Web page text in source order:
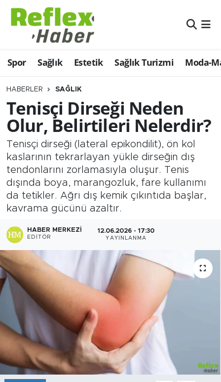
Spor Sağlık Estetik Sağlık Turizmi Moda-
HABERLER SAĞLIK
Tenisçi Dirseği Neden
Olur, Belirtileri Nelerdir?
Tenisçi dirseği (lateral epikondilit), ön kol
kaslarının tekrarlayan yükle dirseğin dış
tendonlarını zorlamasıyla oluşur. Tenis
dışında boya, marangozluk, fare kullanımı
da tetikler. Ağrı dış kemik çıkıntıda başlar,
kavrama gücünü azaltır.
HABER MERKEZI
EDITÖR
12.06.2026 - 17:30
YAYINLANMA
Eğitim
Estetik
Firmalardan
Güncel
İş ve Ekonomi
Moda-Magazin-Eğlence
Sağlık
Sağlık Turizmi
Sanat
Spor
Teknoloji
Nöbetçi Eczaneler
Hava Durumu
Namaz Vakitleri
Trafik Durumu
Şampiyonlar Ligi Puan Durumu ve Fikstür
Son Dakika Haberleri
Haber Arşivi